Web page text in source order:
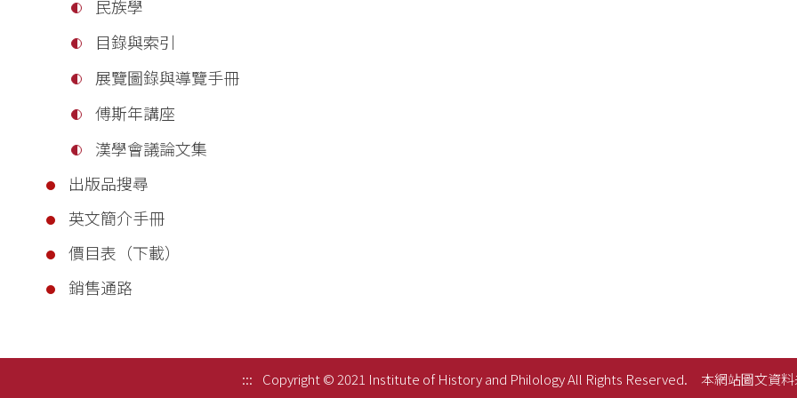
民族學
目錄與索引
展覽圖錄與導覽手冊
傅斯年講座
漢學會議論文集
出版品搜尋
英文簡介手冊
價目表（下載）
銷售通路
::: Copyright © 2021 Institute of History and Philology All Rights Reserved. 本網站圖文資